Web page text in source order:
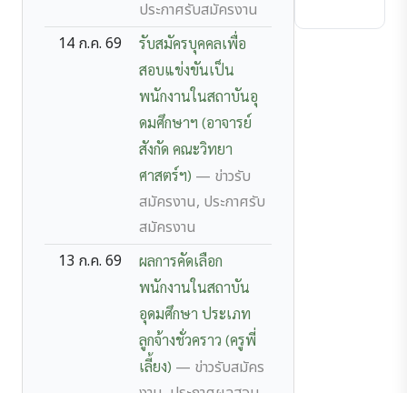
ประกาศรับสมัครงาน
14 ก.ค. 69
รับสมัครบุคคลเพื่อ
สอบแข่งขันเป็น
พนักงานในสถาบันอุ
ดมศึกษาฯ (อาจารย์
สังกัด คณะวิทยา
ศาสตร์ฯ) — ข่าวรับ
สมัครงาน, ประกาศรับ
สมัครงาน
13 ก.ค. 69
ผลการคัดเลือก
พนักงานในสถาบัน
อุดมศึกษา ประเภท
ลูกจ้างชั่วคราว (ครูพี่
เลี้ยง) — ข่าวรับสมัคร